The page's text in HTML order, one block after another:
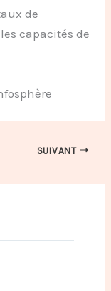
de
capacités de
SUIVANT